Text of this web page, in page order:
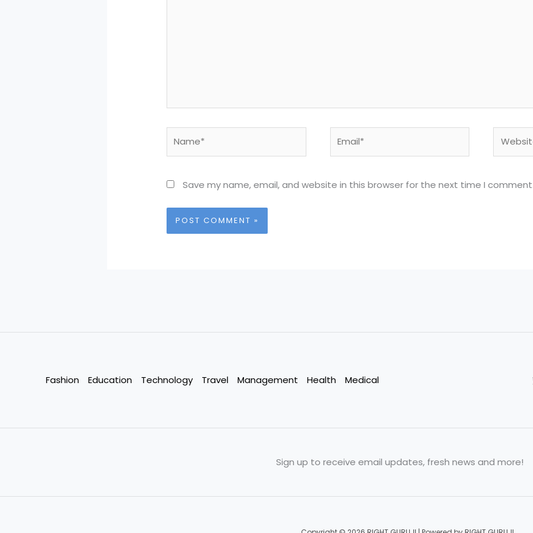
Save my name, email, and website in this browser for the next time I
Fashion Education Technology Travel Management Health Medical
Sign up to receive email updates, fresh news and more!